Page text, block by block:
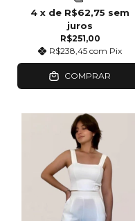
R$251,00
R$238,45com Pix
4 x de R$62,75 sem
juros
COMPRAR